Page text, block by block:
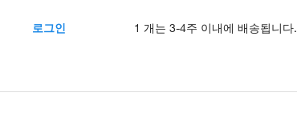
로그인 1 개는 3-4주 이내에 배송됩니다.